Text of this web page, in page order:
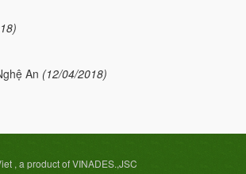
An (12/04/2018)
, a product of VINADES.,JSC